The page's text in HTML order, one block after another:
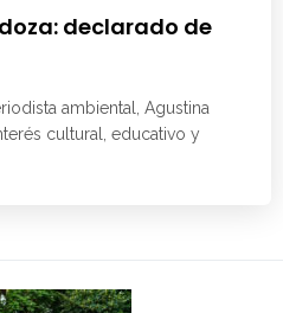
declarado de
ambiental, Agustina
cultural, educativo y